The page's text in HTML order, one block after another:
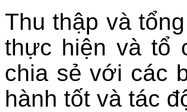
Thu thập và
thực hiện và tổ
chia sẻ với các
hành tốt và tác